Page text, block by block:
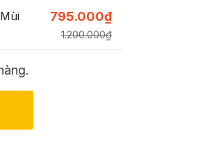
1.200.000₫
795.000₫